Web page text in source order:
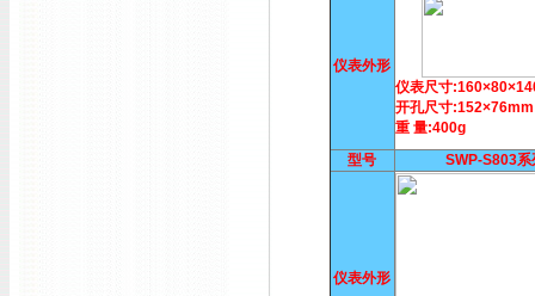
仪表外形
仪表尺寸
开孔尺寸:152×76mm
重 量:400g
型号
SWP-S803系
仪表外形